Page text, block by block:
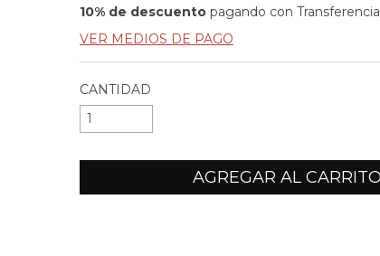
10% de descuento pagando con Transferencia
VER MEDIOS DE PAGO
CANTIDAD